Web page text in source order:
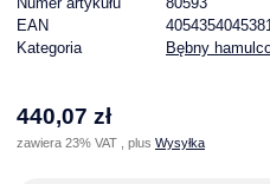
EAN
4054354045381
Kategoria
Bębny
440,07 zł
zawiera 23% VAT , plus Wysyłka